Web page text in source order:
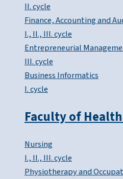
II. cycle
Finance, Accounting and
I., II., III. cycle
Entrepreneurial
III. cycle
Business Informatics
I. cycle
Faculty of
Nursing
I., II., III. cycle
Physiotherapy and